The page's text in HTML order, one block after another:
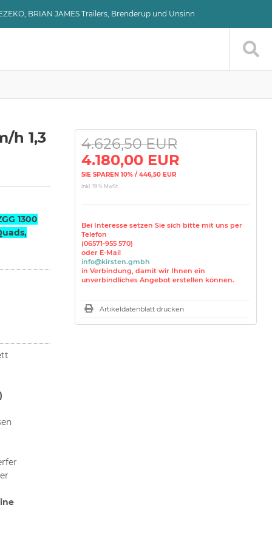
BRIAN JAMES Trailers, Brenderup und Unsinn
h 1,3
1300
4.626,50 EUR
4.180,00 EUR
SIE SPAREN 10% / 446,50 EUR
inkl. 19 % MwSt.
Bei Interesse setzen Sie sich bitte mit uns per
Telefon
(06571-955 570)
oder E-Mail
info@kirsten.gmbh
in Verbindung, damit wir Ihnen ein
unverbindliches Angebot erstellen können.
Artikeldatenblatt drucken